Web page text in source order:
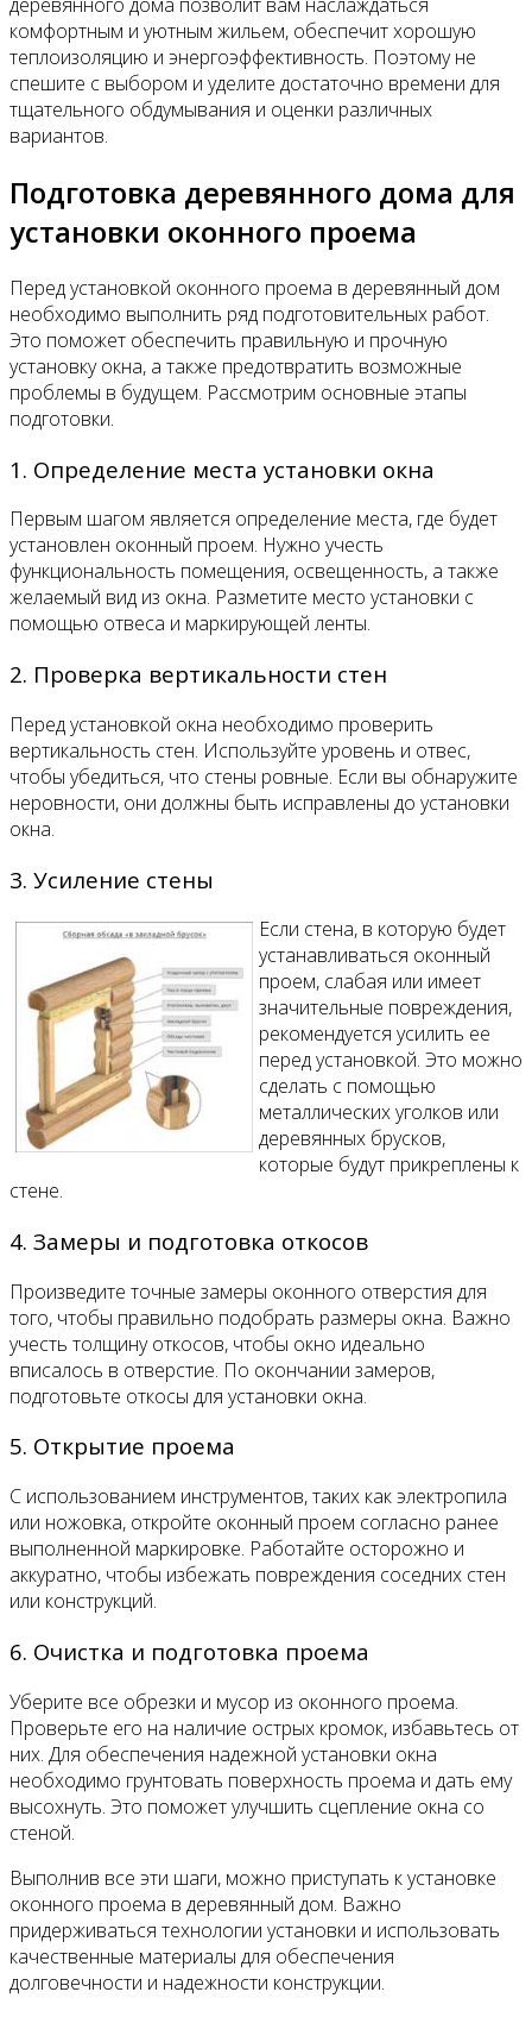
комфортным и уютным жильем, обеспечит хорошую
теплоизоляцию и энергоэффективность. Поэтому не
спешите с выбором и уделите достаточно времени для
тщательного обдумывания и оценки различных
вариантов.
Подготовка деревянного дома для
установки оконного проема
Перед установкой оконного проема в деревянный дом
необходимо выполнить ряд подготовительных работ.
Это поможет обеспечить правильную и прочную
установку окна, а также предотвратить возможные
проблемы в будущем. Рассмотрим основные этапы
подготовки.
1. Определение места установки окна
Первым шагом является определение места, где будет
установлен оконный проем. Нужно учесть
функциональность помещения, освещенность, а также
желаемый вид из окна. Разметите место установки с
помощью отвеса и маркирующей ленты.
2. Проверка вертикальности стен
Перед установкой окна необходимо проверить
вертикальность стен. Используйте уровень и отвес,
чтобы убедиться, что стены ровные. Если вы обнаружите
неровности, они должны быть исправлены до установки
окна.
3. Усиление стены
Если стена, в которую будет
устанавливаться оконный
проем, слабая или имеет
значительные повреждения,
рекомендуется усилить ее
перед установкой. Это можно
сделать с помощью
металлических уголков или
деревянных брусков,
которые будут прикреплены к
стене.
4. Замеры и подготовка откосов
Произведите точные замеры оконного отверстия для
того, чтобы правильно подобрать размеры окна. Важно
учесть толщину откосов, чтобы окно идеально
вписалось в отверстие. По окончании замеров,
подготовьте откосы для установки окна.
5. Открытие проема
С использованием инструментов, таких как электропила
или ножовка, откройте оконный проем согласно ранее
выполненной маркировке. Работайте осторожно и
аккуратно, чтобы избежать повреждения соседних стен
или конструкций.
6. Очистка и подготовка проема
Уберите все обрезки и мусор из оконного проема.
Проверьте его на наличие острых кромок, избавьтесь от
них. Для обеспечения надежной установки окна
необходимо грунтовать поверхность проема и дать ему
высохнуть. Это поможет улучшить сцепление окна со
стеной.
Выполнив все эти шаги, можно приступать к установке
оконного проема в деревянный дом. Важно
придерживаться технологии установки и использовать
качественные материалы для обеспечения
долговечности и надежности конструкции.